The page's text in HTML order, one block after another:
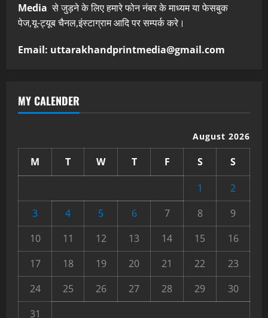
Media से जुड़ने के लिए हमारे फोन नंबर के माध्यम या फेसबुक
पेज,यू-ट्यूब चैनल,इंस्टाग्राम आदि पर सम्पर्क करे।
Email: uttarakhandprintmedia@gmail.com
MY CALENDER
August 2026
M T W T F S
S
1
2
3
4 5 6 7 8
9
10
11 12 13 14 15
16
17
18 19 20 21 22
23
24
25 26 27 28 29
30
31